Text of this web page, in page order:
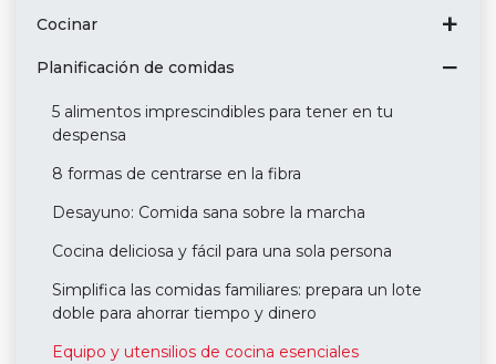
Cocinar
Planificación de comidas
5 alimentos imprescindibles para tener en tu
despensa
8 formas de centrarse en la fibra
Desayuno: Comida sana sobre la marcha
Cocina deliciosa y fácil para una sola persona
Simplifica las comidas familiares: prepara un lote
doble para ahorrar tiempo y dinero
Equipo y utensilios de cocina esenciales